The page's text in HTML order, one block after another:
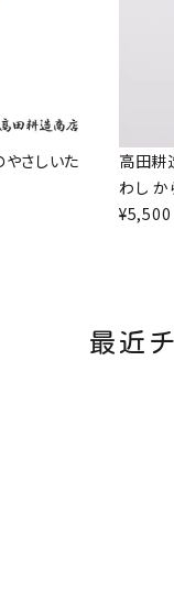
さしいた
高田耕
わし
¥5,500
最近